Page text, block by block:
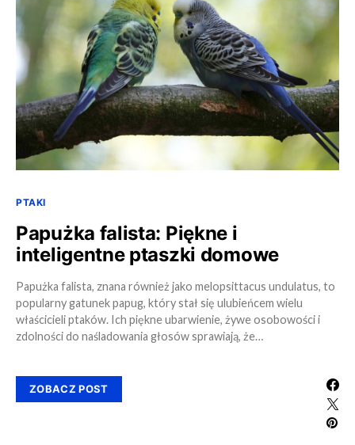
PTAKI
Papużka falista: Piękne i
inteligentne ptaszki domowe
Papużka falista, znana również jako melopsittacus undulatus, to
popularny gatunek papug, który stał się ulubieńcem wielu
właścicieli ptaków. Ich piękne ubarwienie, żywe osobowości i
zdolności do naśladowania głosów sprawiają, że…
ZOBACZ POST